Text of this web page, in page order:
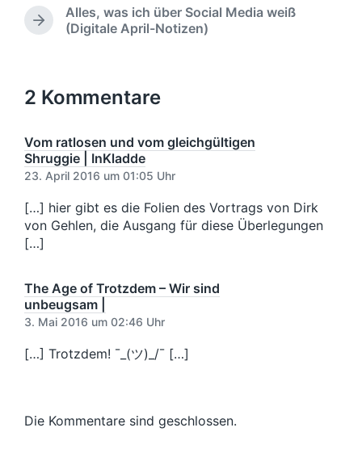
c
g
a
t
u
e
n
t
h
t
n
w
ö
r
r
h
g
B
e
i
r
a
g
N
s
t
r
B
e
t
r
a
g
Alles, was ich über Social Media weiß
(Digitale April-Notizen)
2 Kommentare
Vom ratlosen und vom gleichgültigen
Shruggie | InKladde
23. April 2016 um 01:05 Uhr
[…] hier gibt es die Folien des Vortrags von Dirk
von Gehlen, die Ausgang für diese Überlegungen
[…]
The Age of Trotzdem – Wir sind
unbeugsam |
3. Mai 2016 um 02:46 Uhr
[…] Trotzdem! ¯_(ツ)_/¯ […]
Die Kommentare sind geschlossen.